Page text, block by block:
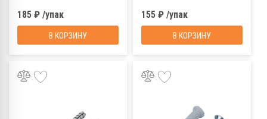
185 ₽ /упак
В КОРЗИНУ
155 ₽ /упак
В КОРЗИНУ